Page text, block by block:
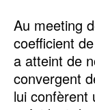
Au meeting
coefficient
a atteint de
convergent
lui confèrent